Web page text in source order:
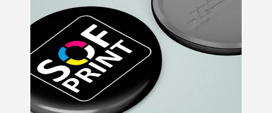
Chapas personalizadas
Personalización